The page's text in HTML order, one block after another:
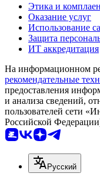
Этика и
Оказание услуг
Использование
Защита
ИТ аккредитация
На информационном
рекомендательные
предоставления
и анализа сведений,
пользователей сети
Российской
Русский